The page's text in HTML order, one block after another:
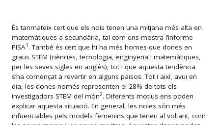
És tanmateix cert que els nois tenen una mitjana més alta en
matemàtiques a secundària, tal com ens mostra l’informe
PISA1 . També és cert que hi ha més homes que dones en
graus STEM (ciències, tecnologia, enginyeria i matemàtiques,
per les seves sigles en anglès), tot i que aquesta tendència
s’ha començat a revertir en alguns països. Tot i així, avui en
dia, les dones només representen el 28% de tots els
investigadors STEM del món2. Diferents motius ens poden
explicar aquesta situació. En general, les noies són més
infuenciables pels models femenins que tenen al voltant, com